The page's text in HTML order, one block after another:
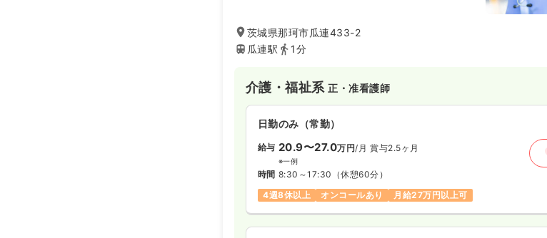
日祝休み
担当業務未経験可
20.8〜32.5
※一例
8:45～17:00
日祝休み
4週8休以上 ブランク可
茨城県那珂市瓜連433-2
瓜連駅
1分
介護・福祉系正・准看護師
日勤のみ（常勤）
給与 20.9〜27.0万円/月 賞与2.5ヶ月
※一例
時間 8:30～17:30 （休憩60分）
4週8休以上
オンコールあり 月給27万円以上可